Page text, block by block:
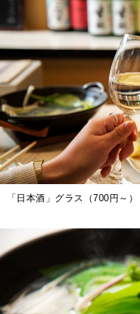
「日本酒」グラス（700円～）